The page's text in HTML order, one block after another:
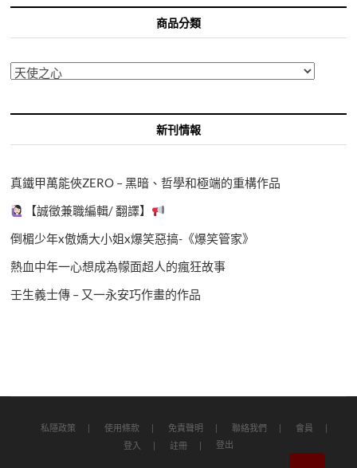
商品分類
新刊情報
真鐵甲萬能俠ZERO – 黑暗、哲學和極端的重構作品
【誠徵兼職編輯/ 翻譯】
倒楣少年x傲嬌大小姐x爆笑惡搞-《爆笑管家》
熱血中年一心想成為幪面超人的瘋狂故事
壬生義士傳 – 又一永安巧作畫的作品
私隱政策 使用條款 免責聲明 聯絡我們
會員
登入
註冊 登出